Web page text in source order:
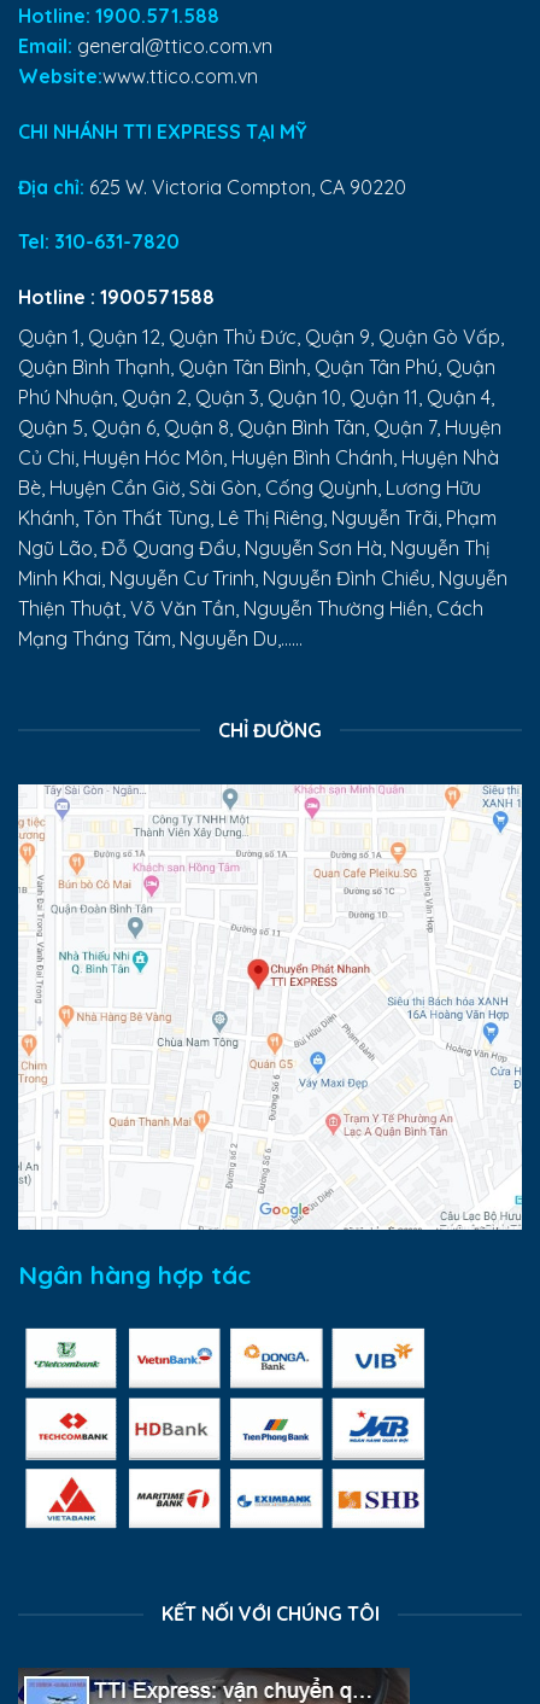
Hotline: 1900.571.588
Email: general@ttico.com.vn
Website:www.ttico.com.vn
CHI NHÁNH TTI EXPRESS TẠI MỸ
Địa chỉ: 625 W. Victoria Compton, CA 90220
Tel: 310-631-7820
Hotline : 1900571588
Quận 1, Quận 12, Quận Thủ Đức, Quận 9, Quận Gò Vấp,
Quận Bình Thạnh, Quận Tân Bình, Quận Tân Phú, Quận
Phú Nhuận, Quận 2, Quận 3, Quận 10, Quận 11, Quận 4,
Quận 5, Quận 6, Quận 8, Quận Bình Tân, Quận 7, Huyện
Củ Chi, Huyện Hóc Môn, Huyện Bình Chánh, Huyện Nhà
Bè, Huyện Cần Giờ, Sài Gòn, Cống Quỳnh, Lương Hữu
Khánh, Tôn Thất Tùng, Lê Thị Riêng, Nguyễn Trãi, Phạm
Ngũ Lão, Đỗ Quang Đẩu, Nguyễn Sơn Hà, Nguyễn Thị
Minh Khai, Nguyễn Cư Trinh, Nguyễn Đình Chiểu, Nguyễn
Thiện Thuật, Võ Văn Tần, Nguyễn Thường Hiền, Cách
Mạng Tháng Tám, Nguyễn Du,......
CHỈ ĐƯỜNG
Ngân hàng hợp tác
KẾT NỐI VỚI CHÚNG TÔI